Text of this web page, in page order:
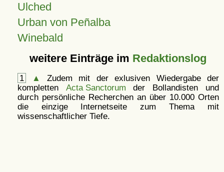
Ulched
Urban von Peñalba
Winebald
weitere Einträge im Redaktionslog
1 ▲
Zudem mit der exlusiven Wiedergabe der
kompletten Acta Sanctorum der Bollandisten und
durch persönliche Recherchen an über 10.000 Orten
die einzige Internetseite zum Thema mit
wissenschaftlicher Tiefe.